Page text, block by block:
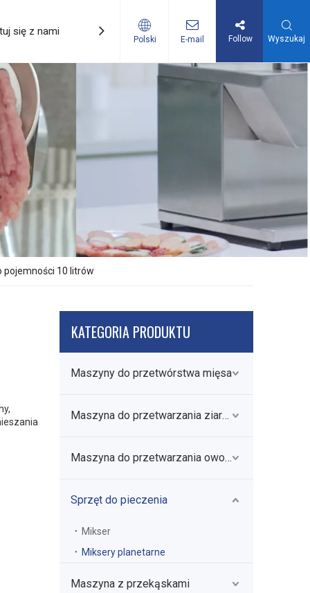
się z nami Promocje
Polski E-mail Follow Wyszukaj
pojemności 10 litrów
KATEGORIA PRODUKTU
Maszyny do przetwórstwa mięsa
Maszyna do przetwarzania ziarna
Maszyna do przetwarzania owoców i warzyw
Sprzęt do pieczenia
Mikser
Miksery planetarne
Maszyna z przekąskami